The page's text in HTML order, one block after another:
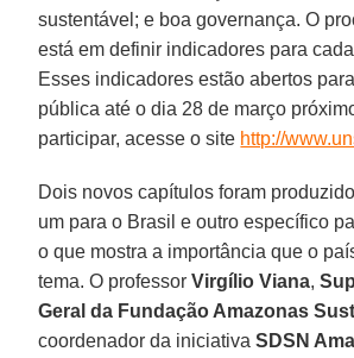
sustentável; e boa governança. O
está em definir indicadores para
Esses indicadores estão abertos
pública até o dia 28 de março
participar, acesse o site http://
Dois novos capítulos foram
um para o Brasil e outro específico
o que mostra a importância que o
tema. O professorVirgílio Viana,
Geral da Fundação Amazonas
coordenador da iniciativaSDSN